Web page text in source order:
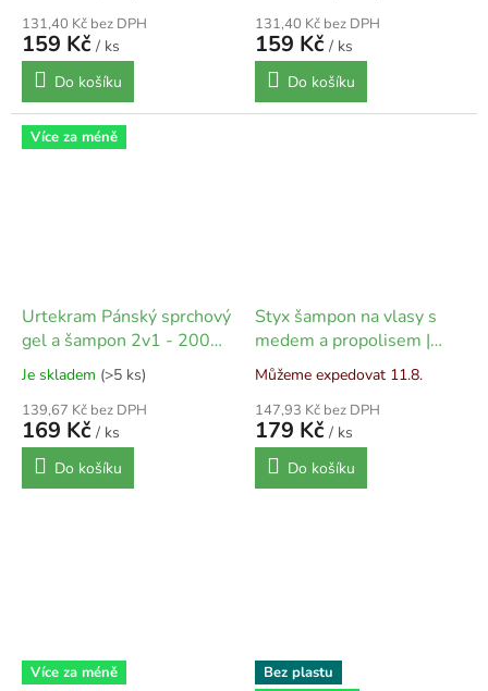
131,40 Kč bez DPH
159 Kč / ks
Do košíku
131,40 Kč bez DPH
159 Kč / ks
Do košíku
Více za méně
Urtekram Pánský sprchový
gel a šampon 2v1 - 200
ml
Je skladem (>5 ks)
139,67 Kč bez DPH
169 Kč / ks
Do košíku
Styx šampon na vlasy s
medem a propolisem |
200 ml
Můžeme expedovat 11.8.
147,93 Kč bez DPH
179 Kč / ks
Do košíku
Více za méně
Bez plastu